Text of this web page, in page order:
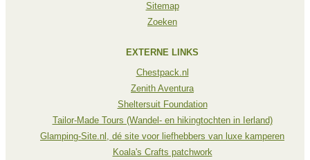
Sitemap
Zoeken
EXTERNE LINKS
Chestpack.nl
Zenith Aventura
Sheltersuit Foundation
Tailor-Made Tours (Wandel- en hikingtochten in Ierland)
Glamping-Site.nl, dé site voor liefhebbers van luxe kamperen
Koala's Crafts patchwork